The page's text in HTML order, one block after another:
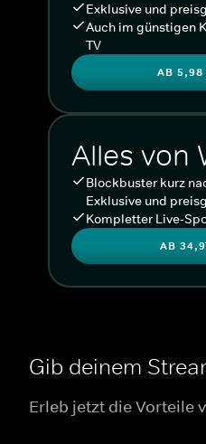
Exklusive und
Auch im günstigen
TV
AB 5,98
Alles von
Blockbuster kurz
Exklusive und
Kompletter Live-
AB
Gib deinem
Erleb jetzt die Vorteile